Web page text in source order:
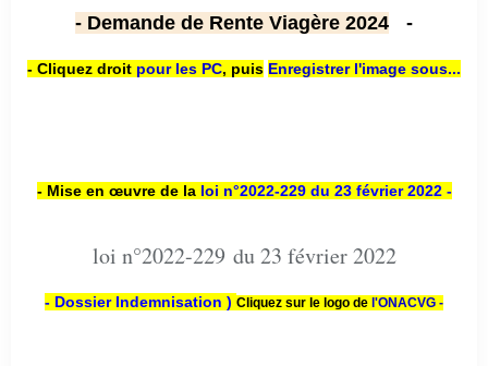
- Demande de Rente Viagère 2024 -
- Cliquez droit pour les PC, puis Enregistrer l'image sous...
- Mise en œuvre de la loi n°2022-229 du 23 février 2022 -
loi n°2022-229 du 23 février 2022
- Dossier Indemnisation ) Cliquez sur le logo de l'ONACVG -